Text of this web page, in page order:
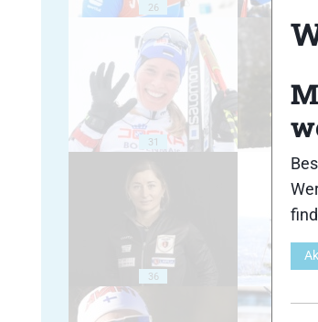
26
31
36